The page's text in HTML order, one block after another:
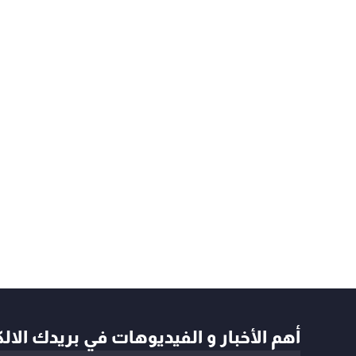
أهم الأخبار و الفيديوهات في بريدك